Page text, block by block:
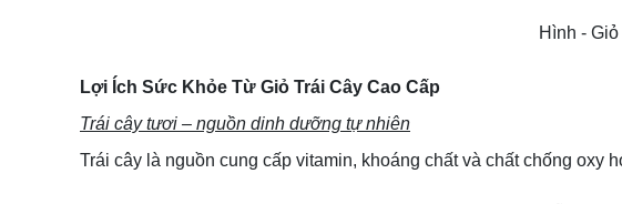
Hình -
Lợi Ích Sức Khỏe Từ Giỏ Trái Cây Cao Cấp
Trái cây tươi – nguồn dinh dưỡng tự nhiên
Trái cây là nguồn cung cấp vitamin, khoáng chất và chất chống oxy